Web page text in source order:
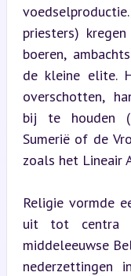
priesters)
boeren,
de kleine elite.
overschotten,
bij te houden
Sumerië of de
zoals het Lineair
Religie vormde
uit tot centra
middeleeuwse